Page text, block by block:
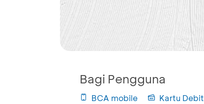
Bagi Pengguna
BCA mobile Kartu Debit